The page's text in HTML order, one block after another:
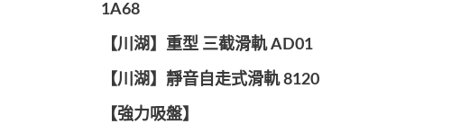
1A68
【川湖】重型 三截滑軌 AD01
【川湖】靜音自走式滑軌 8120
【強力吸盤】